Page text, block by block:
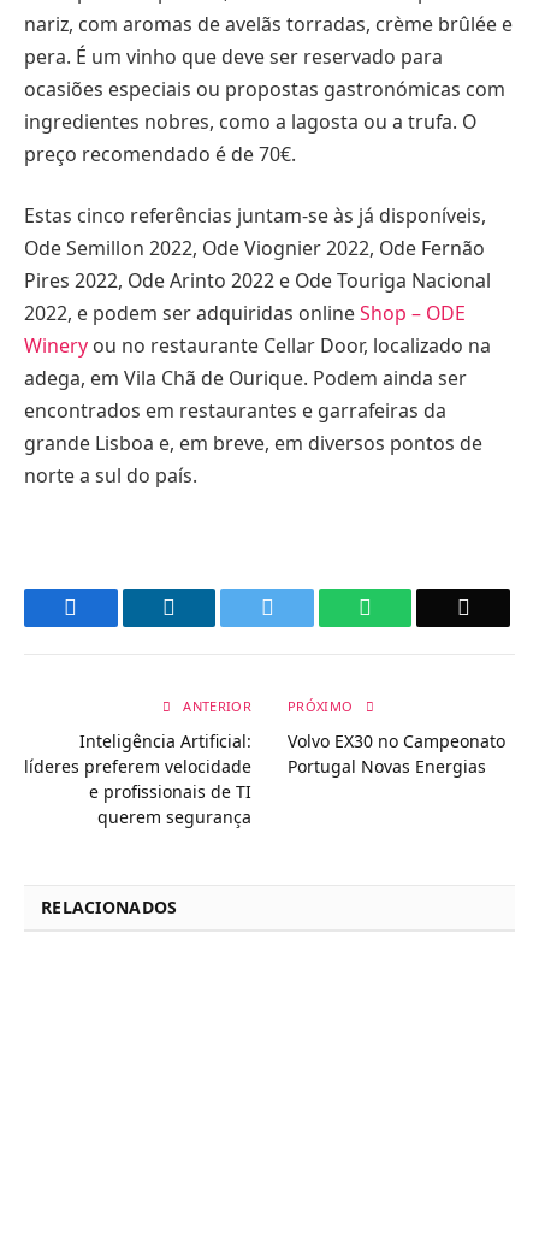
nariz, com aromas de avelãs torradas, crème brûlée e
pera. É um vinho que deve ser reservado para
ocasiões especiais ou propostas gastronómicas com
ingredientes nobres, como a lagosta ou a trufa. O
preço recomendado é de 70€.
Estas cinco referências juntam-se às já disponíveis,
Ode Semillon 2022, Ode Viognier 2022, Ode Fernão
Pires 2022, Ode Arinto 2022 e Ode Touriga Nacional
2022, e podem ser adquiridas onlineShop – ODE
Winery ou no restaurante Cellar Door, localizado na
adega, em Vila Chã de Ourique. Podem ainda ser
encontrados em restaurantes e garrafeiras da
grande Lisboa e, em breve, em diversos pontos de
norte a sul do país.
WhatsApp
ANTERIOR
Inteligência Artificial:
líderes preferem velocidade
e profissionais de TI
querem segurança
PRÓXIMO
Volvo EX30 no Campeonato
Portugal Novas Energias
RELACIONADOS